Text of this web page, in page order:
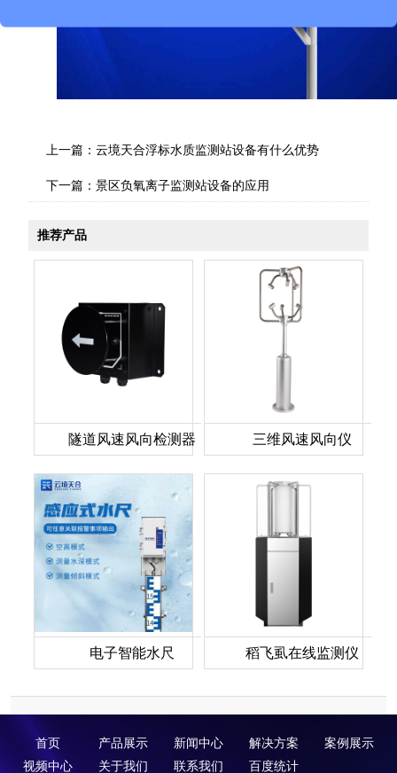
上一篇： 云境天合浮标水质监测站设备有什么优势
下一篇： 景区负氧离子监测站设备的应用
推荐产品
隧道风速风向检测器 三维风速风向仪
电子智能水尺 稻飞虱在线监测仪
首页 产品展示 新闻中心 解决方案
案例展示
视频中心
关于我们 联系我们 百度统计